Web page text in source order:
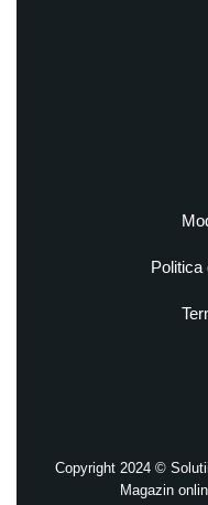
Politica
Copyright 2024 ©
Magazin